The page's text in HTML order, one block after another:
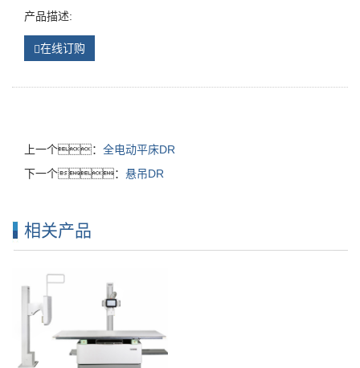
产品描述:
在线订购
上一个： 全电动平床DR
下一个： 悬吊DR
相关产品